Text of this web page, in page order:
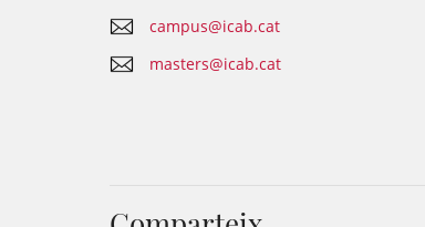
campus@icab.cat
masters@icab.cat